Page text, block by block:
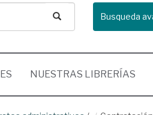
Busqueda
NUESTRAS LIBRERÍAS